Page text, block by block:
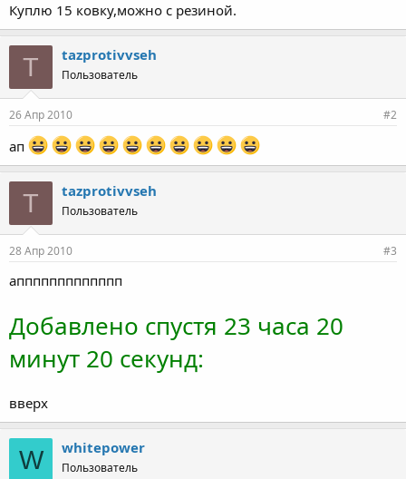
ы
л
а
Куплю 15 ковку,можно с резиной.
T tazprotivvseh
Пользователь
26 Апр 2010 #2
ап
T tazprotivvseh
Пользователь
28 Апр 2010 #3
аппппппппппппп
Добавлено спустя 23 часа 20
минут 20 секунд:
вверх
W whitepower
Пользователь